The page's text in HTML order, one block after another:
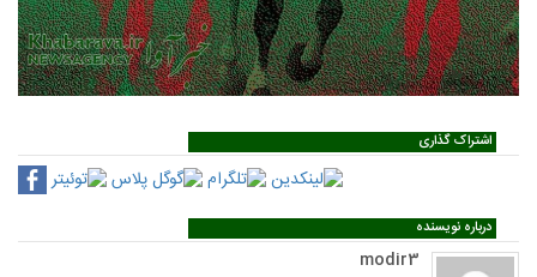
اشتراک گذاری
درباره نویسنده
modir3